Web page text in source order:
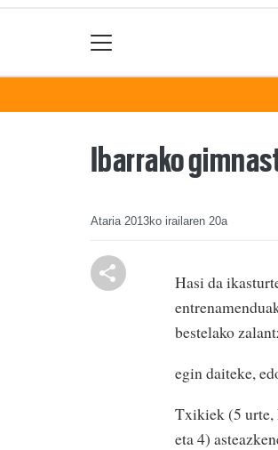
Ibarrako
Ataria 2013ko irailaren 20a
Hasi da
bestelako
egin daiteke,
Txikiek (5 urte,
eta 4)